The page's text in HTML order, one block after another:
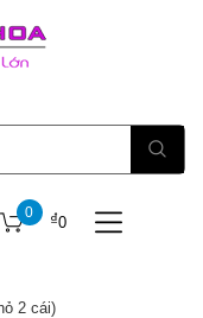
0
0
₫
2 cái)